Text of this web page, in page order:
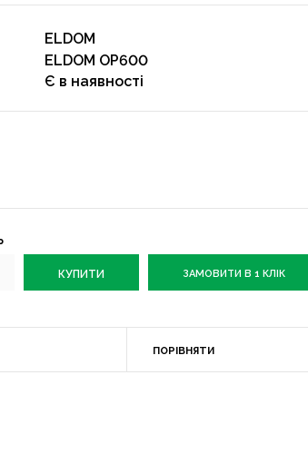
ELDOM
ELDOM OP600
Є в наявності
ЗАМОВИТИ В 1 КЛІК
ПОРІВНЯТИ